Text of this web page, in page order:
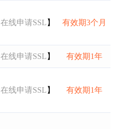
在线申请SSL 】 有效期3个月
在线申请SSL 】 有效期1年
在线申请SSL 】 有效期1年